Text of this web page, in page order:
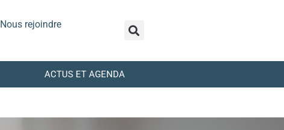
Nous rejoindre
ACTUS ET AGENDA